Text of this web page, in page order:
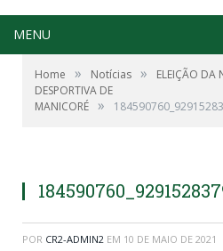
MENU
Home » Notícias »
ELEIÇÃO DA
DESPORTIVA DE
MANICORÉ »
POR CR2-ADMIN2 EM 10 DE MAIO DE 2021